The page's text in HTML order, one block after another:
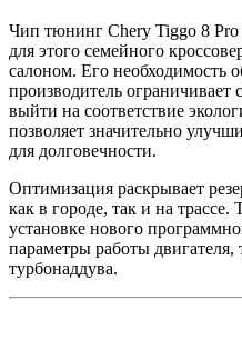
Чип тюнинг Chery Tiggo 8
для этого семейного
салоном. Его необходимость
производитель
выйти на соответствие
позволяет значительно
для долговечности.
Оптимизация раскрывает
как в городе, так и на трассе.
установке нового
параметры работы
турбонаддува.